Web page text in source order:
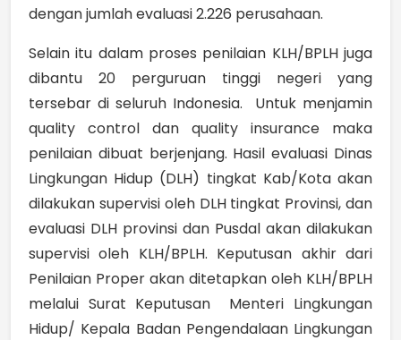
dengan jumlah evaluasi 2.226 perusahaan.
Selain itu dalam proses penilaian KLH/BPLH juga
dibantu 20 perguruan tinggi negeri yang
tersebar di seluruh Indonesia. Untuk menjamin
quality control dan quality insurance maka
penilaian dibuat berjenjang. Hasil evaluasi Dinas
Lingkungan Hidup (DLH) tingkat Kab/Kota akan
dilakukan supervisi oleh DLH tingkat Provinsi, dan
evaluasi DLH provinsi dan Pusdal akan dilakukan
supervisi oleh KLH/BPLH. Keputusan akhir dari
Penilaian Proper akan ditetapkan oleh KLH/BPLH
melalui Surat Keputusan Menteri Lingkungan
Hidup/ Kepala Badan Pengendalaan Lingkungan